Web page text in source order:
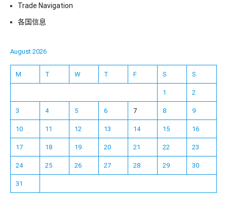
Trade Navigation
各国信息
August 2026
M T W T F S S
1 2
3 4 5 6 7 8 9
10 11 12 13 14 15 16
17 18 19 20 21 22 23
24 25 26 27 28 29 30
31